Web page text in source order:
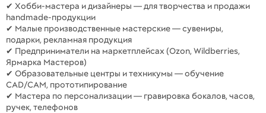
✔ Хобби-мастера и дизайнеры — для творчества и продажи
handmade-продукции
✔ Малые производственные мастерские — сувениры,
подарки, рекламная продукция
✔ Предприниматели на маркетплейсах (Ozon, Wildberries,
Ярмарка Мастеров)
✔ Образовательные центры и техникумы — обучение
CAD/CAM, прототипирование
✔ Мастера по персонализации — гравировка бокалов, часов,
ручек, телефонов